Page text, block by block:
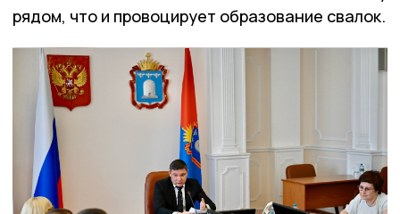
рядом, что и провоцирует образование свалок.